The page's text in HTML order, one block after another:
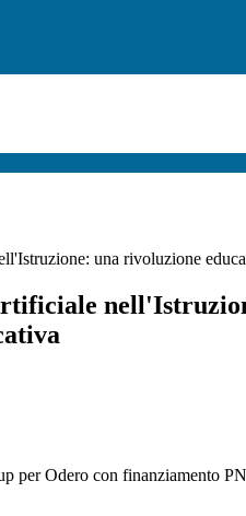
una rivoluzione
per Odero con finanziamento